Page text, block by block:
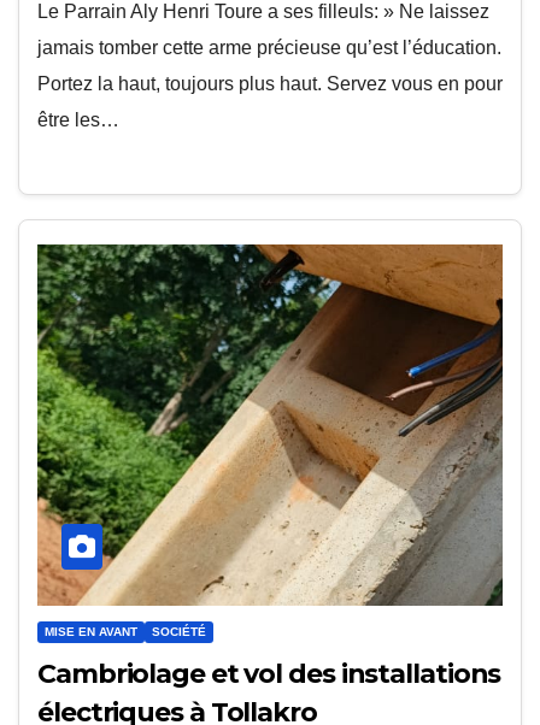
Le Parrain Aly Henri Toure a ses filleuls: » Ne laissez
jamais tomber cette arme précieuse qu’est l’éducation.
Portez la haut, toujours plus haut. Servez vous en pour
être les…
MISE EN AVANT SOCIÉTÉ
Cambriolage et vol des installations
électriques à Tollakro